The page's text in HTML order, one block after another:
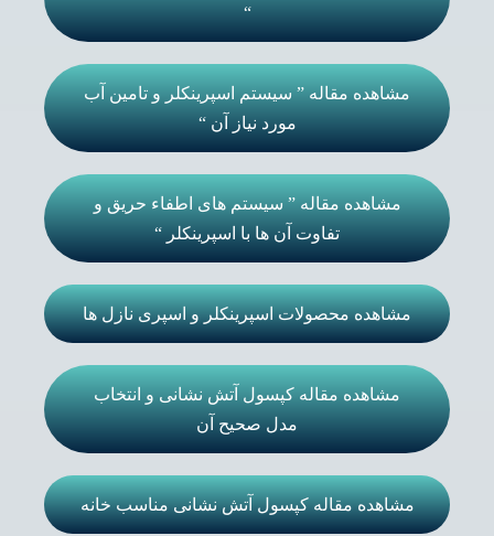
“
مشاهده مقاله ” سیستم اسپرینکلر و تامین آب
مورد نیاز آن “
مشاهده مقاله ” سیستم های اطفاء حریق و
تفاوت آن ها با اسپرینکلر “
مشاهده محصولات اسپرینکلر و اسپری نازل ها
مشاهده مقاله کپسول آتش نشانی و انتخاب
مدل صحیح آن
مشاهده مقاله کپسول آتش نشانی مناسب خانه